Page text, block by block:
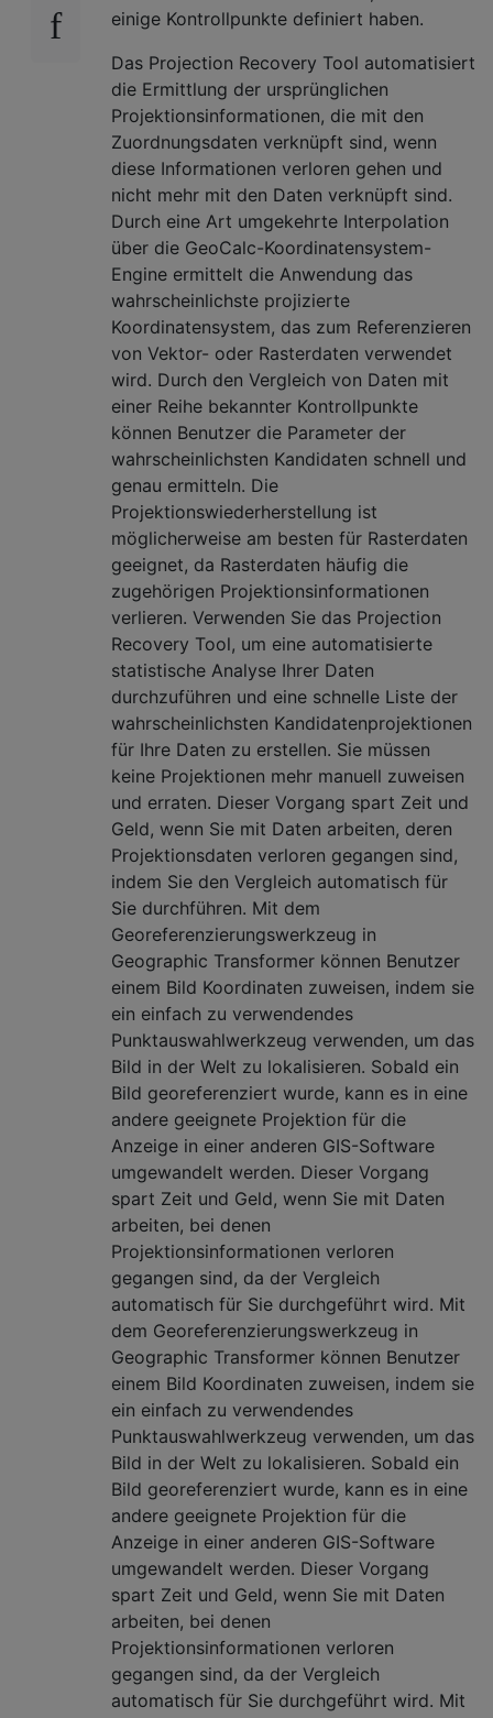
einige Kontrollpunkte definiert haben.
Das Projection Recovery Tool automatisiert
die Ermittlung der ursprünglichen
Projektionsinformationen, die mit den
Zuordnungsdaten verknüpft sind, wenn
diese Informationen verloren gehen und
nicht mehr mit den Daten verknüpft sind.
Durch eine Art umgekehrte Interpolation
über die GeoCalc-Koordinatensystem-
Engine ermittelt die Anwendung das
wahrscheinlichste projizierte
Koordinatensystem, das zum Referenzieren
von Vektor- oder Rasterdaten verwendet
wird. Durch den Vergleich von Daten mit
einer Reihe bekannter Kontrollpunkte
können Benutzer die Parameter der
wahrscheinlichsten Kandidaten schnell und
genau ermitteln. Die
Projektionswiederherstellung ist
möglicherweise am besten für Rasterdaten
geeignet, da Rasterdaten häufig die
zugehörigen Projektionsinformationen
verlieren. Verwenden Sie das Projection
Recovery Tool, um eine automatisierte
statistische Analyse Ihrer Daten
durchzuführen und eine schnelle Liste der
wahrscheinlichsten Kandidatenprojektionen
für Ihre Daten zu erstellen. Sie müssen
keine Projektionen mehr manuell zuweisen
und erraten. Dieser Vorgang spart Zeit und
Geld, wenn Sie mit Daten arbeiten, deren
Projektionsdaten verloren gegangen sind,
indem Sie den Vergleich automatisch für
Sie durchführen. Mit dem
Georeferenzierungswerkzeug in
Geographic Transformer können Benutzer
einem Bild Koordinaten zuweisen, indem sie
ein einfach zu verwendendes
Punktauswahlwerkzeug verwenden, um das
Bild in der Welt zu lokalisieren. Sobald ein
Bild georeferenziert wurde, kann es in eine
andere geeignete Projektion für die
Anzeige in einer anderen GIS-Software
umgewandelt werden. Dieser Vorgang
spart Zeit und Geld, wenn Sie mit Daten
arbeiten, bei denen
Projektionsinformationen verloren
gegangen sind, da der Vergleich
automatisch für Sie durchgeführt wird. Mit
dem Georeferenzierungswerkzeug in
Geographic Transformer können Benutzer
einem Bild Koordinaten zuweisen, indem sie
ein einfach zu verwendendes
Punktauswahlwerkzeug verwenden, um das
Bild in der Welt zu lokalisieren. Sobald ein
Bild georeferenziert wurde, kann es in eine
andere geeignete Projektion für die
Anzeige in einer anderen GIS-Software
umgewandelt werden. Dieser Vorgang
spart Zeit und Geld, wenn Sie mit Daten
arbeiten, bei denen
Projektionsinformationen verloren
gegangen sind, da der Vergleich
automatisch für Sie durchgeführt wird. Mit